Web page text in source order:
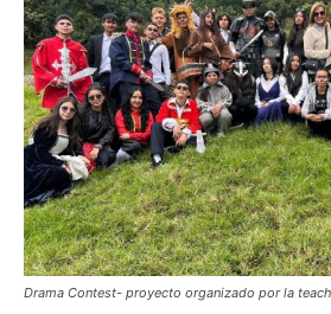
Drama Contest- proyecto organizado por la